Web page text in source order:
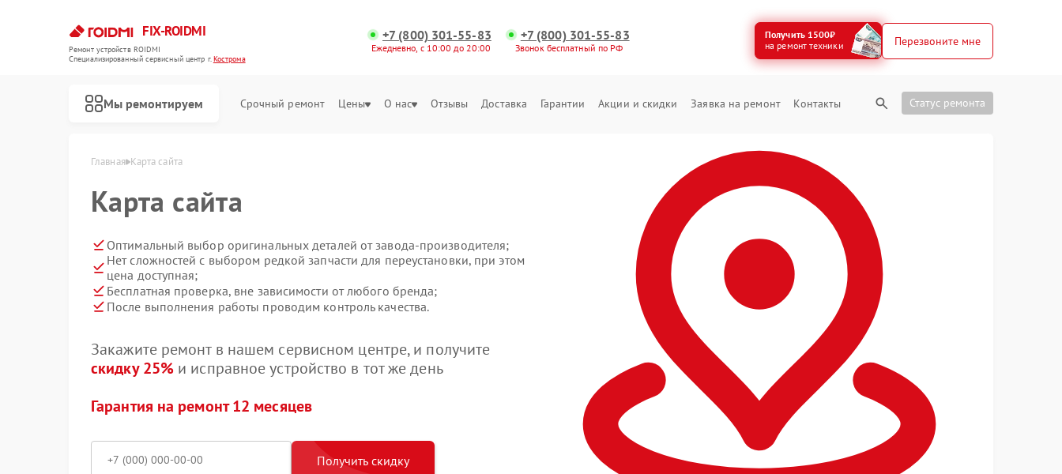
FIX-ROIDMI
Ремонт устройств ROIDMI
Специализированный cервисный центр г.Кострома
+7 (800) 301-55-83
Ежедневно, с 10:00 до 20:00
+7 (800) 301-55-83
Звонок бесплатный по РФ
Получить 1500₽
на ремонт техники
Перезвоните мне
Мы ремонтируем Срочный ремонт Цены О нас Отзывы Доставка Гарантии Акции и скидки Заявка на ремонт Контакты Статус ремонта
Главная Карта сайта
Карта сайта
Оптимальный выбор оригинальных деталей от завода-производителя;
Нет сложностей с выбором редкой запчасти для переустановки, при этом
цена доступная;
Бесплатная проверка, вне зависимости от любого бренда;
После выполнения работы проводим контроль качества.
Закажите ремонт в нашем сервисном центре, и получите
скидку 25% и исправное устройство в тот же день
Гарантия на ремонт 12 месяцев
Получить скидку